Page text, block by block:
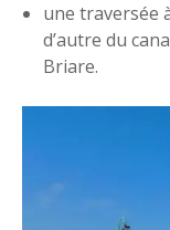
une traversée
d’autre du
Briare.